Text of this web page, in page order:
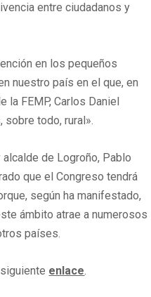
entre ciudadanos y
en los pequeños
nuestro país en el que, en
FEMP, Carlos Daniel
sobre todo, rural».
de Logroño, Pablo
que el Congreso tendrá
según ha manifestado,
ámbito atrae a numerosos
países.
enlace.